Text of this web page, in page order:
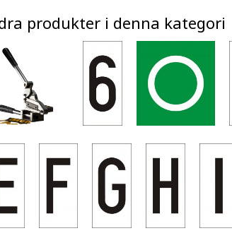
produkter i denna kategori